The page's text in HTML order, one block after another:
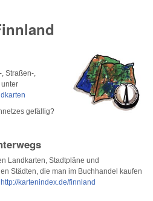
Straßen-,
gefällig?
Landkarten, Stadtpläne und
Städten, die man im Buchhandel kaufen
http://kartenindex.de/finnland